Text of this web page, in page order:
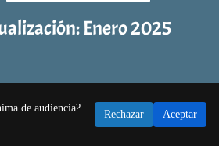
de audiencia?
Rechazar Aceptar
Enero 2025